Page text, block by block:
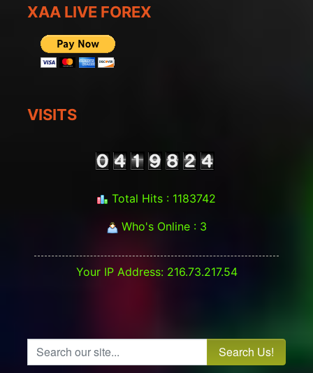
XAA LIVE FOREX
VISITS
Total Hits : 1183742
Who's Online : 3
Your IP Address: 216.73.217.54
Search our site...